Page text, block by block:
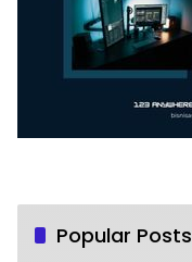
Popular Posts